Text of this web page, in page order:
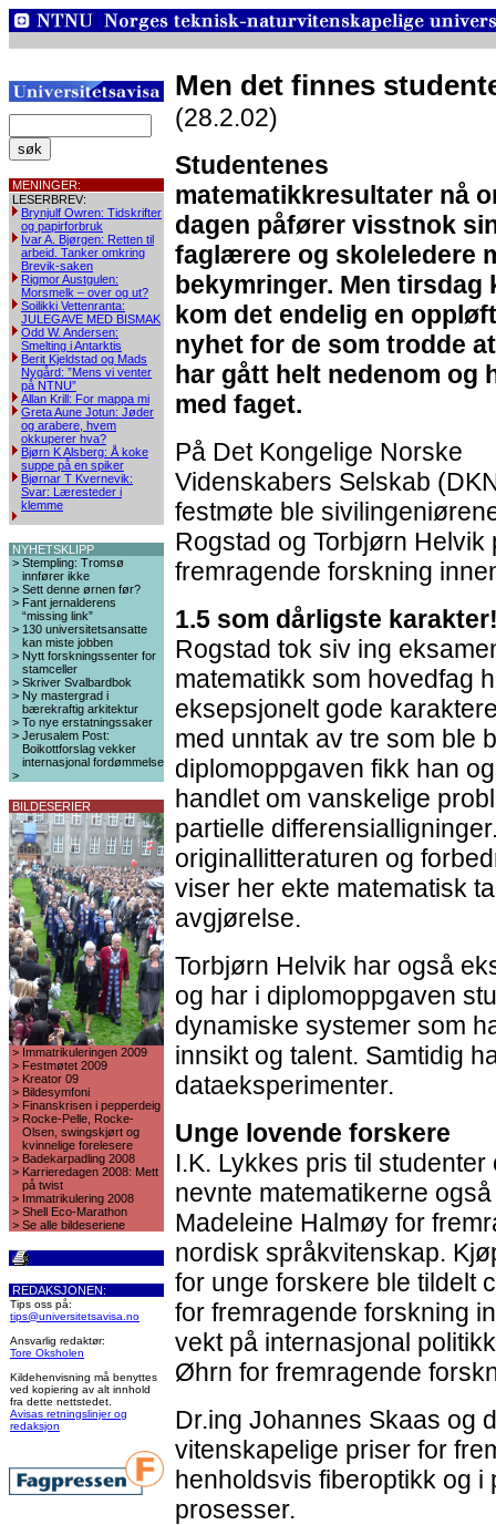
MENINGER:
LESERBREV:
Brynjulf Owren: Tidskrifter
og papirforbruk
Ivar A. Bjørgen: Retten til
arbeid. Tanker omkring
Brevik-saken
Rigmor Austgulen:
Morsmelk – over og ut?
Soilikki Vettenranta:
JULEGAVE MED BISMAK
Odd W. Andersen:
Smelting i Antarktis
Berit Kjeldstad og Mads
Nygård: ”Mens vi venter
på NTNU”
Allan Krill: For mappa mi
Greta Aune Jotun: Jøder
og arabere, hvem
okkuperer hva?
Bjørn K Alsberg: Å koke
suppe på en spiker
Bjørnar T Kvernevik:
Svar: Læresteder i
klemme
NYHETSKLIPP
> Stempling: Tromsø
innfører ikke
> Sett denne ørnen før?
> Fant jernalderens
“missing link”
> 130 universitetsansatte
kan miste jobben
> Nytt forskningssenter for
stamceller
> Skriver Svalbardbok
> Ny mastergrad i
bærekraftig arkitektur
> To nye erstatningssaker
> Jerusalem Post:
Boikottforslag vekker
internasjonal fordømmelse
>
BILDESERIER
> Immatrikuleringen 2009
> Festmøtet 2009
> Kreator 09
> Bildesymfoni
> Finanskrisen i pepperdeig
> Rocke-Pelle, Rocke-
Olsen, swingskjørt og
kvinnelige forelesere
> Badekarpadling 2008
> Karrieredagen 2008: Mett
på twist
> Immatrikulering 2008
> Shell Eco-Marathon
> Se alle bildeseriene
REDAKSJONEN:
Tips oss på:
tips@universitetsavisa.no
Ansvarlig redaktør:
Tore Oksholen
Kildehenvisning må benyttes
ved kopiering av alt innhold
fra dette nettstedet.
Avisas retningslinjer og
redaksjon
Men det finnes
(28.2.02)
Studentenes
matematikkresultater nå
dagen påfører visstnok
faglærere og skoleledere
bekymringer. Men tirsdag
kom det endelig en
nyhet for de som trodde
har gått helt nedenom og
med faget.
På Det Kongelige Norske
Videnskabers Selskab
festmøte ble
Rogstad og Torbjørn Helvik
fremragende forskning
1.5 som dårligste
Rogstad tok siv ing
matematikk som hovedfag
eksepsjonelt gode
med unntak av tre som ble
diplomoppgaven fikk han
handlet om vanskelige
partielle
originallitteraturen og
viser her ekte matematisk
avgjørelse.
Torbjørn Helvik har også
og har i diplomoppgaven
dynamiske systemer som
innsikt og talent. Samtidig
dataeksperimenter.
Unge lovende forskere
I.K. Lykkes pris til
nevnte matematikerne
Madeleine Halmøy for
nordisk språkvitenskap.
for unge forskere ble tildelt
for fremragende forskning
vekt på internasjonal
Øhrn for fremragende
Dr.ing Johannes Skaas og
vitenskapelige priser for
henholdsvis fiberoptikk og
prosesser.